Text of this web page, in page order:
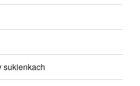
sukienkach